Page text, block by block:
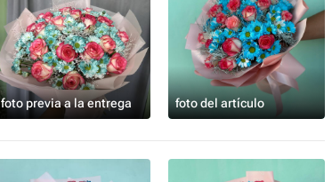
foto previa a la entrega foto del artículo